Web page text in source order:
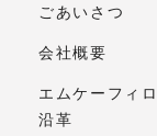
ごあいさつ
会社概要
エムケーフィ
沿革